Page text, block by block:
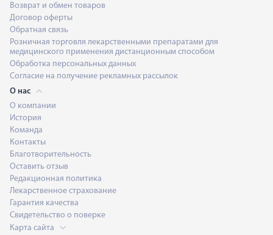
Возврат и обмен товаров
Договор оферты
Обратная связь
Розничная торговля лекарственными препаратами для
медицинского применения дистанционным способом
Обработка персональных данных
Согласие на получение рекламных рассылок
О нас
О компании
История
Команда
Контакты
Благотворительность
Оставить отзыв
Редакционная политика
Лекарственное страхование
Гарантия качества
Свидетельство о поверке
Карта сайта